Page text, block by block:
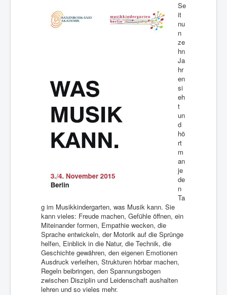
Se
it
nu
n
ze
hn
Ja
hr
en
si
eh
t
un
d
hö
rt
m
an
je
de
n
Ta
g im Musikkindergarten, was Musik kann. Sie
kann vieles: Freude machen, Gefühle öffnen, ein
Miteinander formen, Empathie wecken, die
Sprache entwickeln, der Motorik auf die Sprünge
helfen, Einblick in die Natur, die Technik, die
Geschichte gewähren, den eigenen Emotionen
Ausdruck verleihen, Strukturen hörbar machen,
Regeln beibringen, den Spannungsbogen
zwischen Disziplin und Leidenschaft aushalten
lehren und so vieles mehr.